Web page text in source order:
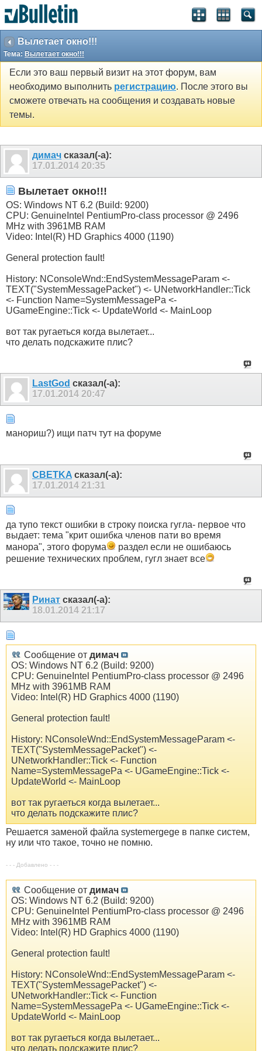
Вылетает окно!!!
Тема: Вылетает окно!!!
Если это ваш первый визит на этот форум, вам
необходимо выполнить регистрацию. После этого вы
сможете отвечать на сообщения и создавать новые
темы.
димач сказал(-а):
17.01.2014 20:35
Вылетает окно!!!
OS: Windows NT 6.2 (Build: 9200)
CPU: GenuineIntel PentiumPro-class processor @ 2496
MHz with 3961MB RAM
Video: Intel(R) HD Graphics 4000 (1190)
General protection fault!
History: NConsoleWnd::EndSystemMessageParam <-
TEXT("SystemMessagePacket") <- UNetworkHandler::Tick
<- Function Name=SystemMessagePa <-
UGameEngine::Tick <- UpdateWorld <- MainLoop
вот так ругаеться когда вылетает...
что делать подскажите плис?
LastGod сказал(-а):
17.01.2014 20:47
манориш?) ищи патч тут на форуме
CBETKA сказал(-а):
17.01.2014 21:31
да тупо текст ошибки в строку поиска гугла- первое что
выдает: тема "крит ошибка членов пати во время
манора", этого форума
раздел если не ошибаюсь
решение технических проблем, гугл знает все
Ринат сказал(-а):
18.01.2014 21:17
Сообщение от димач
OS: Windows NT 6.2 (Build: 9200)
CPU: GenuineIntel PentiumPro-class processor @ 2496
MHz with 3961MB RAM
Video: Intel(R) HD Graphics 4000 (1190)
General protection fault!
History: NConsoleWnd::EndSystemMessageParam <-
TEXT("SystemMessagePacket") <-
UNetworkHandler::Tick <- Function
Name=SystemMessagePa <- UGameEngine::Tick <-
UpdateWorld <- MainLoop
вот так ругаеться когда вылетает...
что делать подскажите плис?
Решается заменой файла systemergege в папке систем,
ну или что такое, точно не помню.
- - - Добавлено - - -
Сообщение от димач
OS: Windows NT 6.2 (Build: 9200)
CPU: GenuineIntel PentiumPro-class processor @ 2496
MHz with 3961MB RAM
Video: Intel(R) HD Graphics 4000 (1190)
General protection fault!
History: NConsoleWnd::EndSystemMessageParam <-
TEXT("SystemMessagePacket") <-
UNetworkHandler::Tick <- Function
Name=SystemMessagePa <- UGameEngine::Tick <-
UpdateWorld <- MainLoop
вот так ругаеться когда вылетает...
что делать подскажите плис?